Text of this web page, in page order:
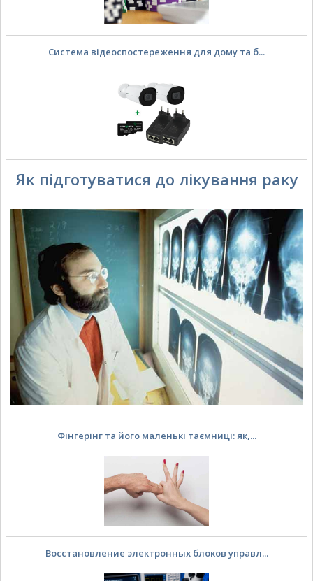
Система відеоспостереження для дому та б...
Як підготуватися до лікування раку
Фінгерінг та його маленькі таємниці: як,...
Восстановление электронных блоков управл...